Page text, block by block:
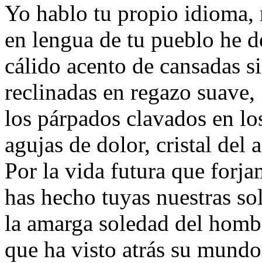
Yo hablo tu propio idioma,
en lengua de tu pueblo he
cálido acento de cansadas
reclinadas en regazo suave,
los párpados clavados en
agujas de dolor, cristal del
Por la vida futura que
has hecho tuyas nuestras
la amarga soledad del
que ha visto atrás su